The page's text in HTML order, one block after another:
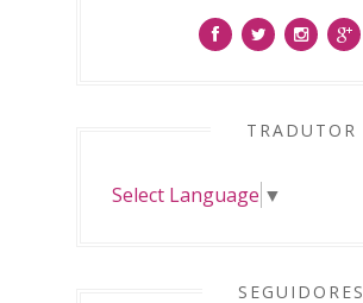
TRADUTOR
Select Language ▼
SEGUIDORES